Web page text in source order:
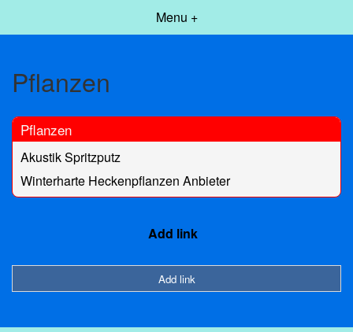
Menu +
Pflanzen
Pflanzen
Akustik Spritzputz
Winterharte Heckenpflanzen Anbieter
Add link
Add link